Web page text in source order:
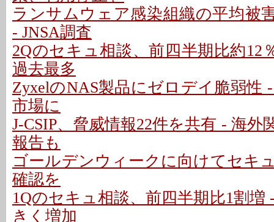
ランサムウェア感染組織の平均被
- JNSA調査
2Qのセキュ相談、前四半期比約12
過去最多
ZyxelのNAS製品にゼロデイ脆弱性
市場に
J-CSIP、脅威情報22件を共有 - 海外
報告も
ゴールデンウィークに向けてセキ
確認を
1Qのセキュ相談、前四半期比1割増
きく増加